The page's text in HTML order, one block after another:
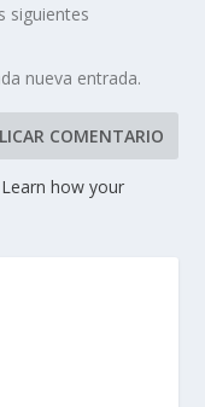
siguientes
nueva entrada.
Learn how your